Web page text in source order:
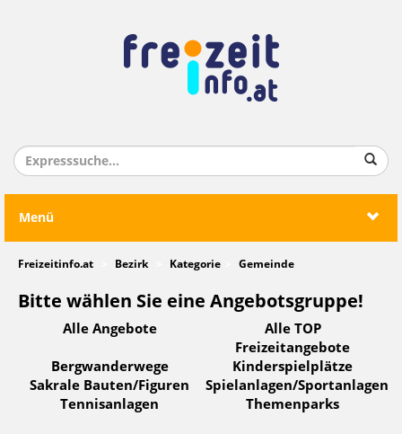
Menü
Freizeitinfo.at Bezirk Kategorie Gemeinde
Bitte wählen Sie eine Angebotsgruppe!
Alle Angebote
Alle TOP
Freizeitangebote
Bergwanderwege
Kinderspielplätze
Sakrale Bauten/Figuren
Spielanlagen/Sportanlagen
Tennisanlagen
Themenparks